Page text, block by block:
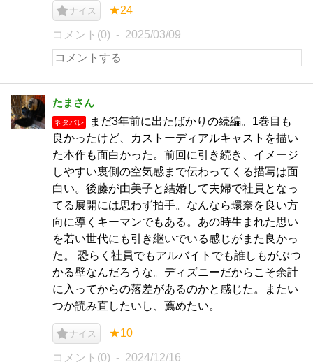
ナイス ★24
コメント(0) 2025/03/09
たまさん
ネタバレ
まだ3年前に出たばかりの続編。1巻目も
良かったけど、カストーディアルキャストを描い
た本作も面白かった。前回に引き続き、イメージ
しやすい裏側の空気感まで伝わってくる描写は面
白い。後藤が由美子と結婚して夫婦で社員となっ
てる展開には思わず拍手。なんなら環奈を良い方
向に導くキーマンでもある。あの時生まれた思い
を若い世代にも引き継いでいる感じがまた良かっ
た。 恐らく社員でもアルバイトでも誰しもがぶつ
かる壁なんだろうな。ディズニーだからこそ余計
に入ってからの落差があるのかと感じた。またい
つか読み直したいし、薦めたい。
ナイス ★10
コメント(0) 2024/12/16